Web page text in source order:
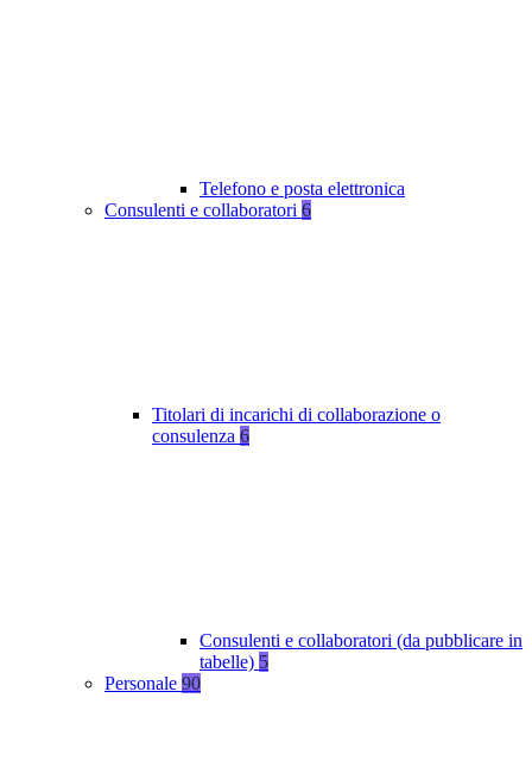
Telefono e posta elettronica
Consulenti e collaboratori 6
Titolari di incarichi di collaborazione o
consulenza 6
Consulenti e collaboratori (da pubblicare in
tabelle) 5
Personale 90